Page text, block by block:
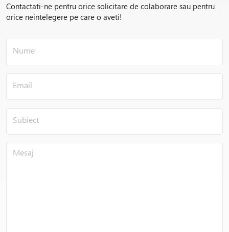
Contactati-ne pentru orice solicitare de colaborare sau pentru
orice neintelegere pe care o aveti!